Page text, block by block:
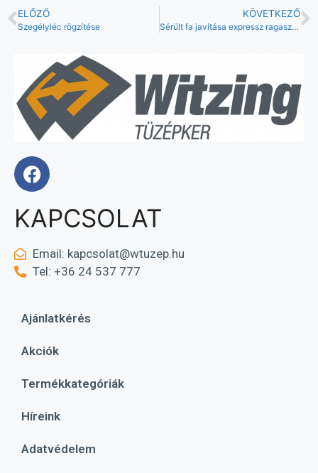
ELŐZŐ
Szegélyléc rögzítése
KÖVETKEZŐ
Sérült fa javítása expressz ragasztóval
KAPCSOLAT
Email: kapcsolat@wtuzep.hu
Tel: +36 24 537 777
Ajánlatkérés
Akciók
Termékkategóriák
Híreink
Adatvédelem